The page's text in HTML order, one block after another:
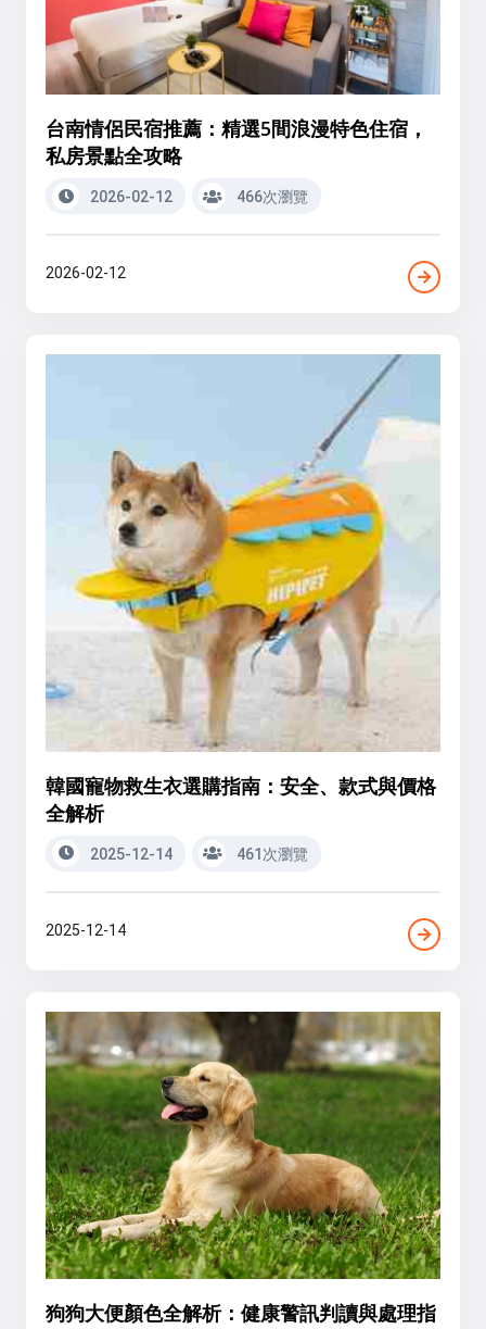
台南情侶民宿推薦：精選5間浪漫特色住宿，
私房景點全攻略
2026-02-12 466次瀏覽
2026-02-12
韓國寵物救生衣選購指南：安全、款式與價格
全解析
2025-12-14 461次瀏覽
2025-12-14
狗狗大便顏色全解析：健康警訊判讀與處理指